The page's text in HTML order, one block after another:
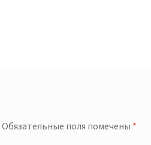
Обязательные поля помечены *